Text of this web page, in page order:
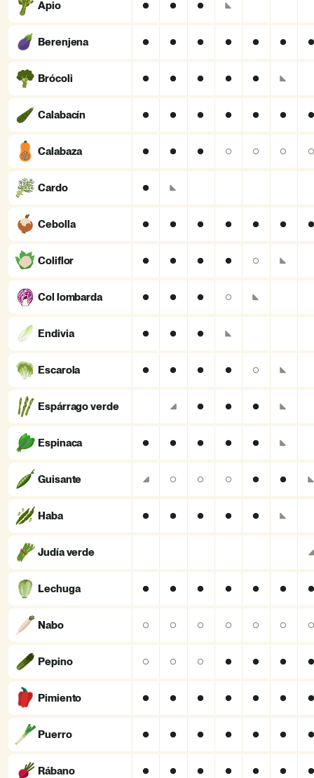
Apio
Berenjena
Brócoli
Calabacín
Calabaza
Cardo
Cebolla
Coliflor
Col lombarda
Endivia
Escarola
Espárrago verde
Espinaca
Guisante
Haba
Judía verde
Lechuga
Nabo
Pepino
Pimiento
Puerro
Rábano